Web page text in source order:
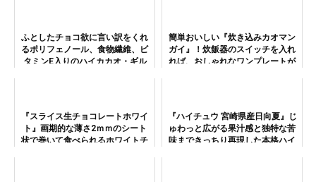
ふとしたチョコ欲に言い訳をくれ
るポリフェノール、食物繊維、ビ
タミンE入りのハイカカオ・ギル
簡単おいしい『炊き込みカオマン
ガイ』！炊飯器のスイッチを入れ
れば、おしゃれなワンプレートが
『スライス生チョコレートホワイ
ト』画期的な薄さ2ｍｍのシート
状で巻いて食べられるホワイトチ
『ハイチュウ 宮崎県産日向夏』じ
ゅわっと広がる果汁感と独特な苦
味まできっちり再現した本格ハイ